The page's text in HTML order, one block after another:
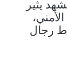
يثير
رجال